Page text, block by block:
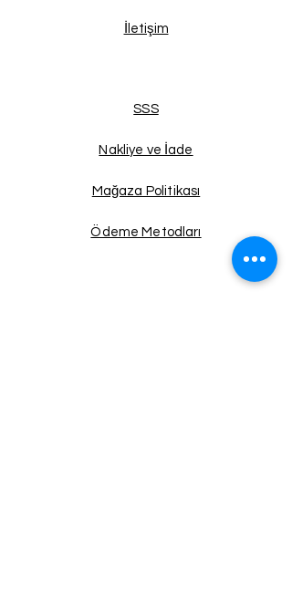
İletişim
SSS
Nakliye ve İade
Mağaza Politikası
Ödeme Metodları